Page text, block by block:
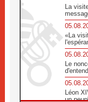
La
«La
Le
Léon
un